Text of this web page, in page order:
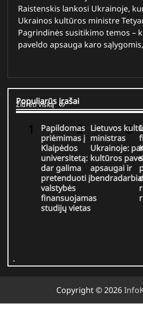
Raistenskis lankosi Ukrainoje,
Ukrainos kultūros ministre
Pagrindinės susitikimo temos –
paveldo apsauga karo
Populiarūs įrašai
Žiūrėti viską
Papildomas
priėmimas į
Klaipėdos
universitetą:
dar galima
pretenduoti į
valstybės
finansuojamas
studijų vietas
Lietuvos
ministras
Ukrainoje:
kultūros
apsaugai ir
Copyright © 2026